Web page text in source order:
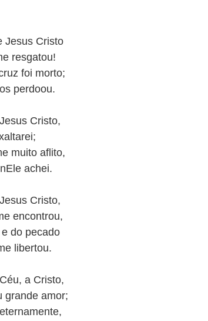
Jesus Cristo
resgatou!
foi morto;
perdoou.
Cristo,
muito aflito,
achei.
Cristo,
encontrou,
do pecado
libertou.
a Cristo,
grande amor;